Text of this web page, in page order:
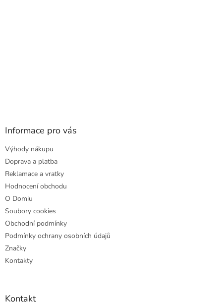
Z
Informace pro vás
Výhody nákupu
Doprava a platba
Reklamace a vratky
Hodnocení obchodu
O Domiu
Soubory cookies
Obchodní podmínky
Podmínky ochrany osobních údajů
Značky
Kontakty
Kontakt